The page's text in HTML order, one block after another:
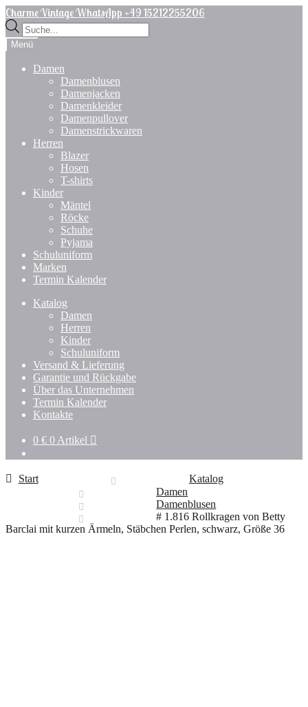
Zur
Navigation
springen
Zum
Inhalt
springen
Charme Vintage WhatsApp +49 15212255206
Products
search
Menü
Damen
Damenblusen
Damenjacken
Damenkleider
Damenpullover
Damenstrickwaren
Herren
Blazer
Hosen
T-shirts
Kinder
Mäntel
Röcke
Schuhe
Pyjama
Schuluniform
Marken
Termin Kalender
Katalog
Damen
Herren
Kinder
Schuluniform
Versand & Lieferung
Garantie und Rückgabe
Über das Unternehmen
Termin Kalender
Kontakte
0 € 0 Artikel
Start
Katalog
Damen
Damenblusen
# 1.816 Rollkragen von Betty
Barclai mit kurzen Ärmeln, Stäbchen Perlen, schwarz, Größe 36